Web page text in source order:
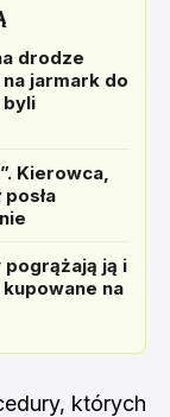
drodze
jarmark do
byli
Kierowca,
pogrążają ją i
na
których